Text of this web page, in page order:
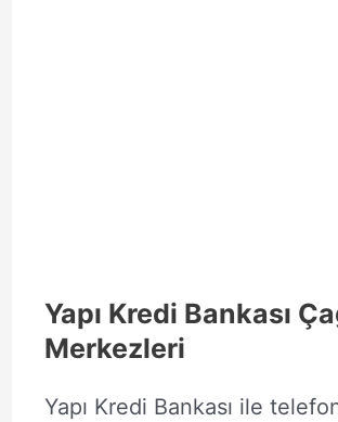
Yapı Kredi Bankası
Merkezleri
Yapı Kredi Bankası ile